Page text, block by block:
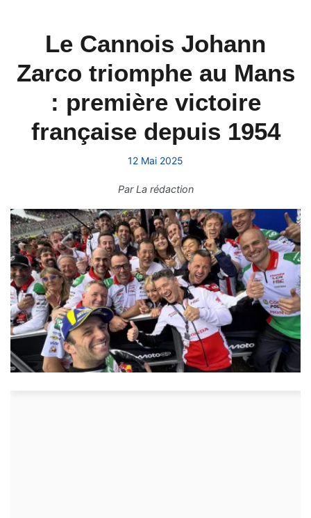
Le Cannois Johann
Zarco triomphe au Mans
: première victoire
française depuis 1954
12 Mai 2025
ParLa rédaction